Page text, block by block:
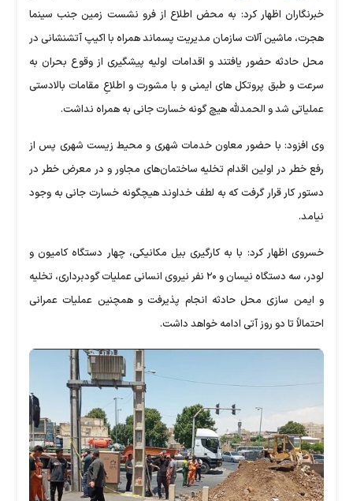
خبرنگاران اظهار کرد: به محض اطلاع از فرو نشست زمین جنب سینما
هجرت، ماشین آلات سازمان مدیریت پسماند همراه با اکیپ‌ آتشنشانی در
محل حادثه حضور یافتند و اقدامات اولیه پیشگیری از وقوع بحران به
سرعت و طبق پروتکل های ایمنی و با مشورت و اطلاعِ مقامات بالادستی
عملیاتی شد و الحمدلله هیچ گونه خسارت جانی به همراه نداشت.
وی افزود: با حضور معاون خدمات شهری و محیط زیست شهری پس از
رفع خطر در اولین اقدام تخلیه ساختمان‌های مجاور و در معرض خطر در
دستور کار قرار گرفت که به لطف خداوند هیچگونه خسارت جانی به وجود
نیامد.
خسروی اظهار کرد: با به کارگیری بیل مکانیکی، چهار دستگاه کامیون و
لودر، سه دستگاه نیسان و ۲۰ نفر نیروی انسانی عملیات گودبرداری، تخلیه
و ایمن سازی محل حادثه انجام پذیرفت و همچنین عملیات عمرانی
احتمالاً تا دو روز آتی ادامه خواهد داشت.